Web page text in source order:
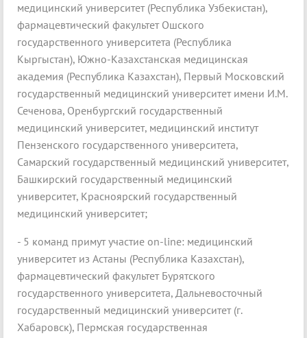
медицинский университет (Республика Узбекистан),
фармацевтический факультет Ошского
государственного университета (Республика
Кыргыстан), Южно-Казахстанская медицинская
академия (Республика Казахстан), Первый Московский
государственный медицинский университет имени И.М.
Сеченова, Оренбургский государственный
медицинский университет, медицинский институт
Пензенского государственного университета,
Самарский государственный медицинский университет,
Башкирский государственный медицинский
университет, Красноярский государственный
медицинский университет;
- 5 команд примут участие on-line: медицинский
университет из Астаны (Республика Казахстан),
фармацевтический факультет Бурятского
государственного университета, Дальневосточный
государственный медицинский университет (г.
Хабаровск), Пермская государственная